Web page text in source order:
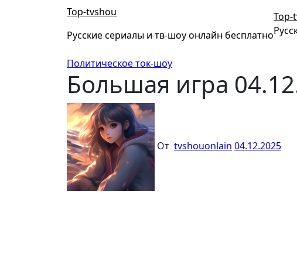
Top-tvshou
Русские сериалы и тв-шоу онлайн бесплатно
Top-
Политическое ток-шоу
Большая игра
От tvshouonlain 04.12.2025